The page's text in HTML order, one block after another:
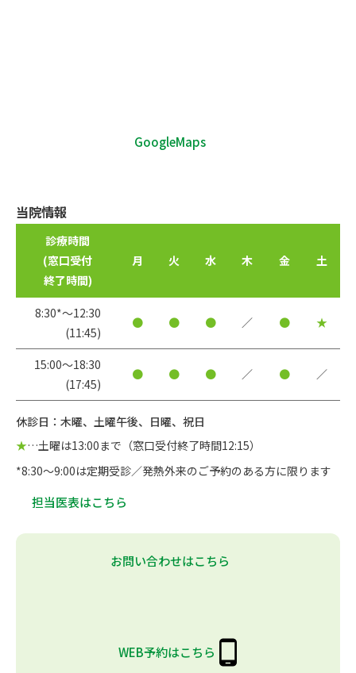
GoogleMaps
当院情報
診療時間
(窓口受付
終了時間)
月 火 水 木 金 土
8:30*〜12:30
(11:45)
● ● ● ／ ● ★
15:00〜18:30
(17:45)
● ● ● ／ ● ／
休診日：木曜、土曜午後、日曜、祝日
★…土曜は13:00まで（窓口受付終了時間12:15）
*8:30～9:00は定期受診／発熱外来のご予約のある方に限ります
担当医表はこちら
お問い合わせはこちら
WEB予約はこちら